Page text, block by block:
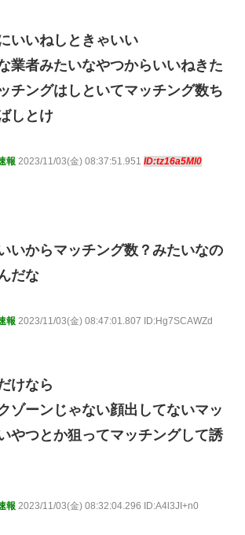
いいねしときゃいい
業者みたいなやつからいいねきた
チングはしといてマッチング数ち
しとけ
報 2023/11/03(金) 08:37:51.951 ID:tz16a5Ml0
いからマッチング数？みたいなの
だな
報 2023/11/03(金) 08:47:01.807 ID:Hg7SCAWZd
けなら
ゾーンじゃない顔出してないマッ
やつとか狙ってマッチングして誘
報 2023/11/03(金) 08:32:04.296 ID:A4l3JI+n0